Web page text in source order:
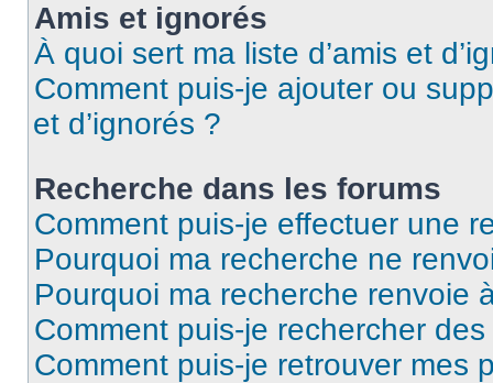
Amis et ignorés
À quoi sert ma liste d’amis et
Comment puis-je ajouter ou
et d’ignorés ?
Recherche dans les forums
Comment puis-je effectuer une
Pourquoi ma recherche ne
Pourquoi ma recherche renvoie
Comment puis-je rechercher
Comment puis-je retrouver mes